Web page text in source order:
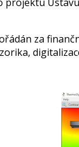
projektu
za